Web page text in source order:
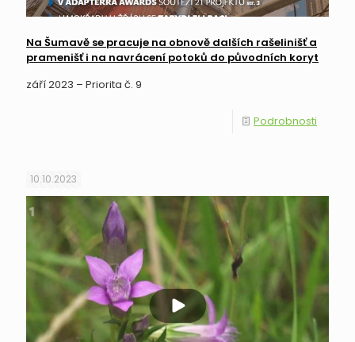
Na Šumavě se pracuje na obnově dalších rašelinišť a
pramenišť i na navrácení potoků do původních koryt
září 2023 – Priorita č. 9
Podrobnosti
10.10.2023